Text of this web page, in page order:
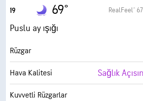
Çiy Noktası
AccuLumen Brightness Index™
Bulutlarla Kaplı
Görüş Alanı
Bulut Tavanı
19 69° RealFeel®
Puslu ay ışığı
Rüzgar
Hava Kalitesi Sağlık
Kuvvetli Rüzgarlar